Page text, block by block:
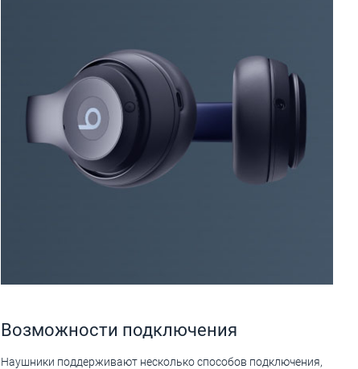
Возможности подключения
Наушники поддерживают несколько способов подключения,